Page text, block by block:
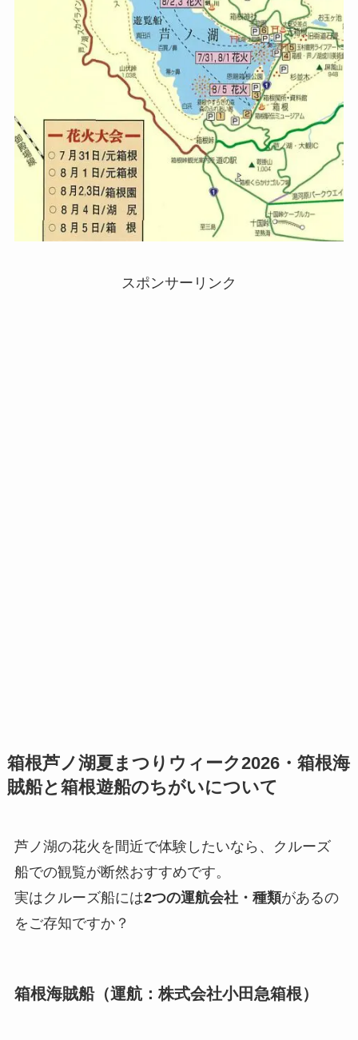
スポンサーリンク
箱根芦ノ湖夏まつりウィーク2026・箱根海
賊船と箱根遊船のちがいについて
芦ノ湖の花火を間近で体験したいなら、クルーズ
船での観覧が断然おすすめです。
実はクルーズ船には2つの運航会社・種類があるの
をご存知ですか？
箱根海賊船（運航：株式会社小田急箱根）